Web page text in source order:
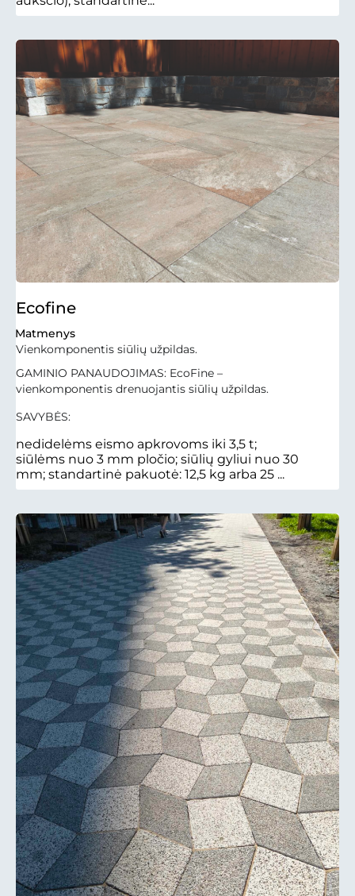
Ecofine
Matmenys
Vienkomponentis siūlių užpildas.
GAMINIO PANAUDOJIMAS: EcoFine –
vienkomponentis drenuojantis siūlių užpildas.
SAVYBĖS:
nedidelėms eismo apkrovoms iki 3,5 t;
siūlėms nuo 3 mm pločio; siūlių gyliui nuo 30
mm; standartinė pakuotė: 12,5 kg arba 25 ...